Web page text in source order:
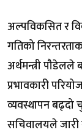
अल्पविकसित र
गतिको
अर्थमन्त्री
प्रभावकारी
व्यवस्थापन बढ्दो
सचिवालयले जारी